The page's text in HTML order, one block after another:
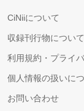
CiNiiについて
収録刊行物について
利用規約・プライ
個人情報の扱いに
お問い合わせ